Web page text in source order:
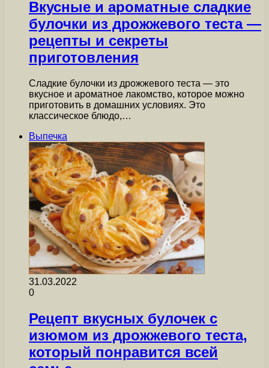
Вкусные и ароматные сладкие
булочки из дрожжевого теста —
рецепты и секреты
приготовления
Сладкие булочки из дрожжевого теста — это
вкусное и ароматное лакомство, которое можно
приготовить в домашних условиях. Это
классическое блюдо,…
Выпечка
31.03.2022
0
Рецепт вкусных булочек с
изюмом из дрожжевого теста,
который понравится всей